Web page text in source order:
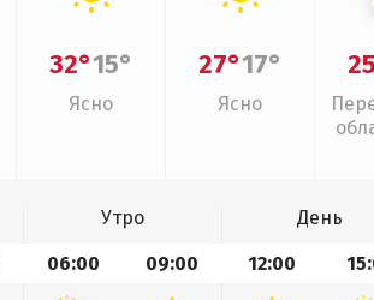
32°15°
Ясно
27°17°
Ясно
Утро День
06:00 09:00 12:00